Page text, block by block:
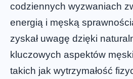
codziennych wyzwaniach
energią i męską
zyskał uwagę dzięki
kluczowych aspektów
takich jak wytrzymałość